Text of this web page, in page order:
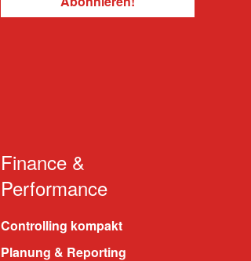
Finance &
Performance
Controlling kompakt
Planung & Reporting